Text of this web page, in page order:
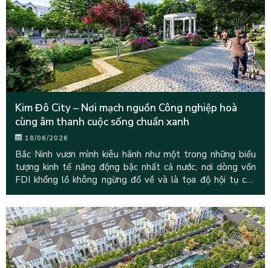
Kim Đô City – Nơi mạch nguồn Công nghiệp hoà
cùng âm thanh cuộc sống chuẩn xanh
18/06/2026
Bắc Ninh vươn mình kiêu hãnh như một trong những biểu
tượng kinh tế năng động bậc nhất cả nước, nơi dòng vốn
FDI khổng lồ không ngừng đổ về và là tọa độ hội tụ của
hàng vạn chuyên